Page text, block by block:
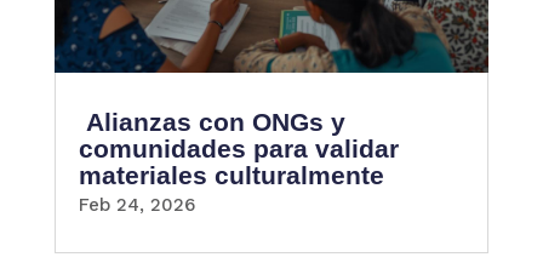
Alianzas con ONGs y
comunidades para validar
materiales culturalmente
Feb 24, 2026